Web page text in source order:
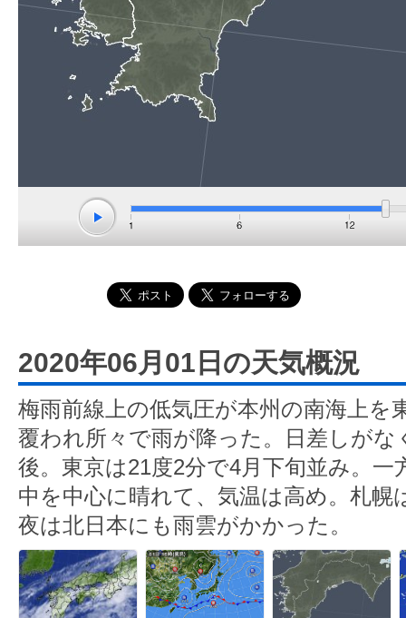
2020年06月01日の天気概況
梅雨前線上の低気圧が本州の南海上を
覆われ所々で雨が降った。日差しがな
後。東京は21度2分で4月下旬並み。一
中を中心に晴れて、気温は高め。札幌
夜は北日本にも雨雲がかかった。